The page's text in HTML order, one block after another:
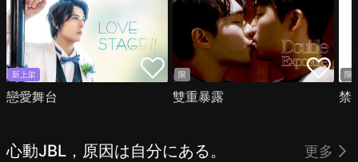
新上架
戀愛舞台
限
雙重暴露
限
禁
心動JBL，原因は自分にある。 更多